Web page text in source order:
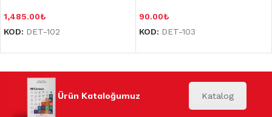
1,485.00₺
KOD: DET-102
90.00₺
KOD: DET-103
Ürün Kataloğumuz Katalog